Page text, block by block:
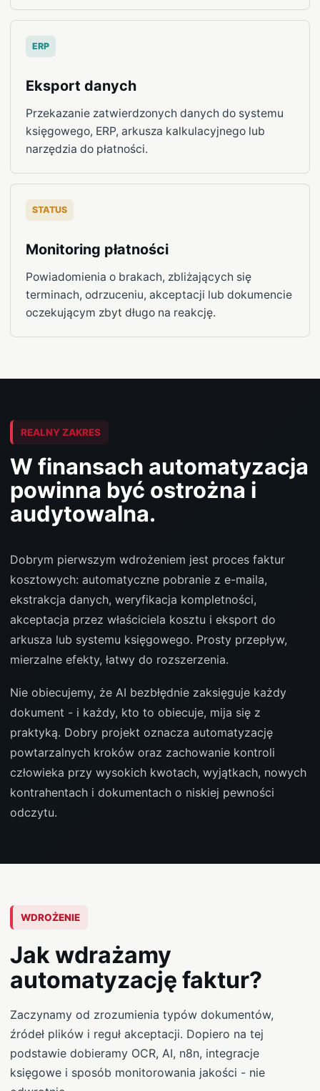
ERP
Eksport danych
Przekazanie zatwierdzonych danych do systemu
księgowego, ERP, arkusza kalkulacyjnego lub
narzędzia do płatności.
STATUS
Monitoring płatności
Powiadomienia o brakach, zbliżających się
terminach, odrzuceniu, akceptacji lub dokumencie
oczekującym zbyt długo na reakcję.
REALNY ZAKRES
W finansach automatyzacja
powinna być ostrożna i
audytowalna.
Dobrym pierwszym wdrożeniem jest proces faktur
kosztowych: automatyczne pobranie z e-maila,
ekstrakcja danych, weryfikacja kompletności,
akceptacja przez właściciela kosztu i eksport do
arkusza lub systemu księgowego. Prosty przepływ,
mierzalne efekty, łatwy do rozszerzenia.
Nie obiecujemy, że AI bezbłędnie zaksięguje każdy
dokument - i każdy, kto to obiecuje, mija się z
praktyką. Dobry projekt oznacza automatyzację
powtarzalnych kroków oraz zachowanie kontroli
człowieka przy wysokich kwotach, wyjątkach, nowych
kontrahentach i dokumentach o niskiej pewności
odczytu.
WDROŻENIE
Jak wdrażamy
automatyzację faktur?
Zaczynamy od zrozumienia typów dokumentów,
źródeł plików i reguł akceptacji. Dopiero na tej
podstawie dobieramy OCR, AI, n8n, integracje
księgowe i sposób monitorowania jakości - nie